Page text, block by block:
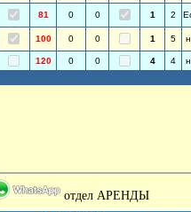
81 0 0 1 2
100 0 0 1 5
120 0 0 4 4
отдел АРЕНДЫ